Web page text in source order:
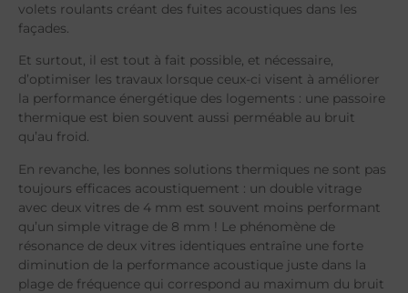
volets roulants créant des fuites acoustiques dans les
façades.
Et surtout, il est tout à fait possible, et nécessaire,
d’optimiser les travaux lorsque ceux-ci visent à améliorer
la performance énergétique des logements : une passoire
thermique est bien souvent aussi perméable au bruit
qu’au froid.
En revanche, les bonnes solutions thermiques ne sont pas
toujours efficaces acoustiquement : un double vitrage
avec deux vitres de 4 mm est souvent moins performant
qu’un simple vitrage de 8 mm ! Le phénomène de
résonance de deux vitres identiques entraîne une forte
diminution de la performance acoustique juste dans la
plage de fréquence qui correspond au maximum du bruit